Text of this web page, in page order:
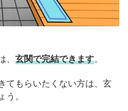
玄関で完結できます。
てもらいたくない方は、玄
。